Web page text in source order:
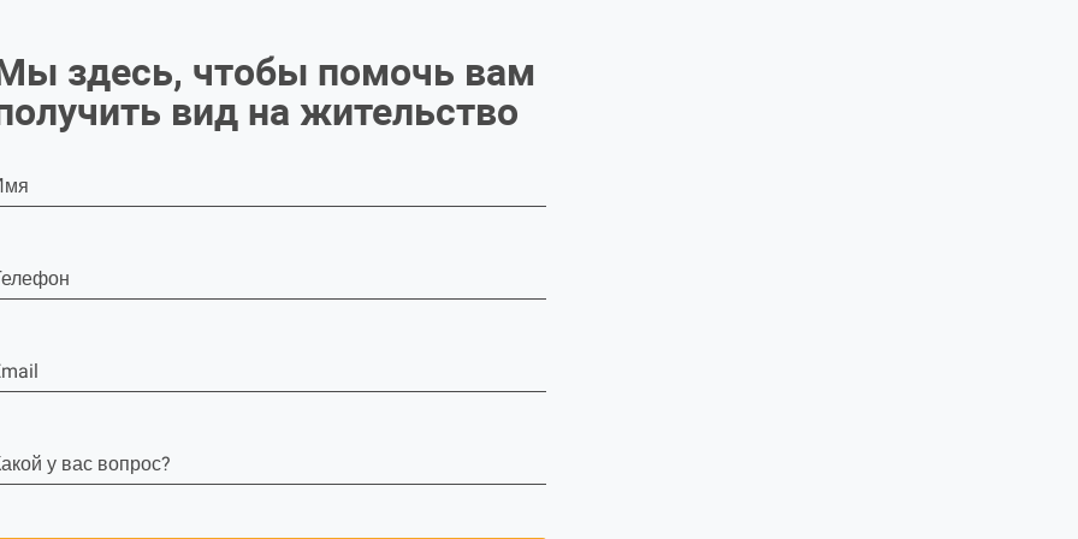
здесь, чтобы помочь вам
вид на жительство
у вас вопрос?